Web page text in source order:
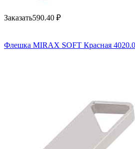
Заказать590.40 ₽
Флешка MIRAX SOFT Красная